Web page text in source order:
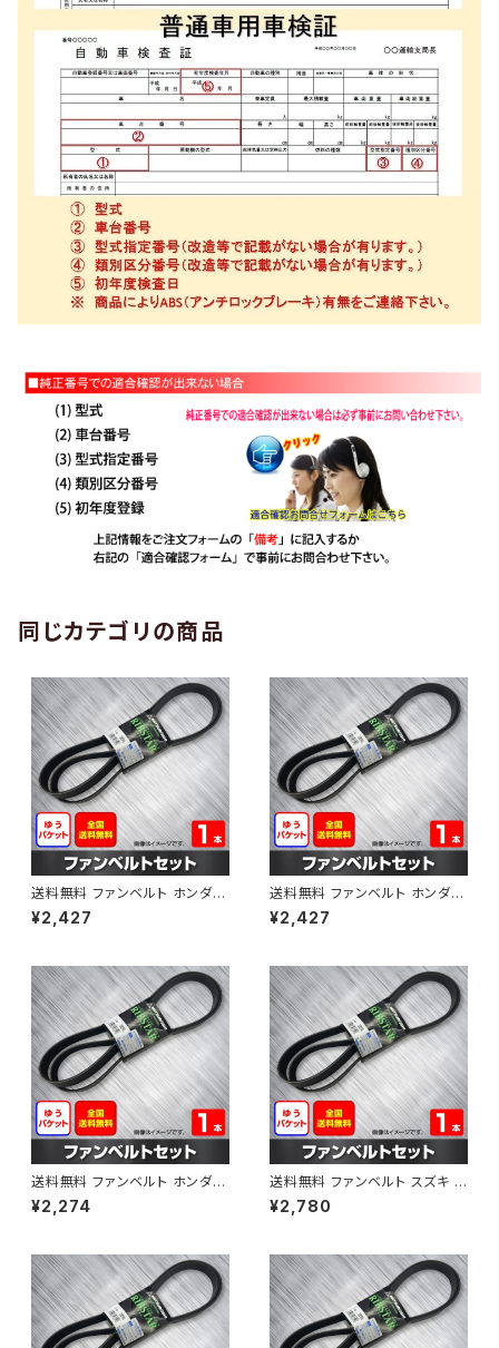
同じカテゴリの商品
送料無料 ファンベルト ホンダ
ゼスト 型式JE1 H18.03～H24.
11 （国内トップメーカー） 1本 H
¥2,427
送料無料 ファンベルト ホンダ ラ
イフ 型式JB6 H15.09～H20.1
1 （国内トップメーカー） 1本 HA
¥2,427
送料無料 ファンベルト ホンダ フ
ィット 型式GE6 H19.10～H25.
09 （国内トップメーカー） 1本 H
¥2,274
送料無料 ファンベルト スズキ ス
ペーシア 型式MK32S H25.03
～H30.02 （国内トップメーカ
¥2,780